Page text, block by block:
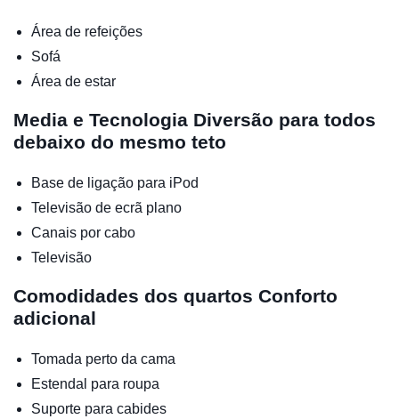
Área de refeições
Sofá
Área de estar
Media e Tecnologia Diversão para todos
debaixo do mesmo teto
Base de ligação para iPod
Televisão de ecrã plano
Canais por cabo
Televisão
Comodidades dos quartos Conforto
adicional
Tomada perto da cama
Estendal para roupa
Suporte para cabides